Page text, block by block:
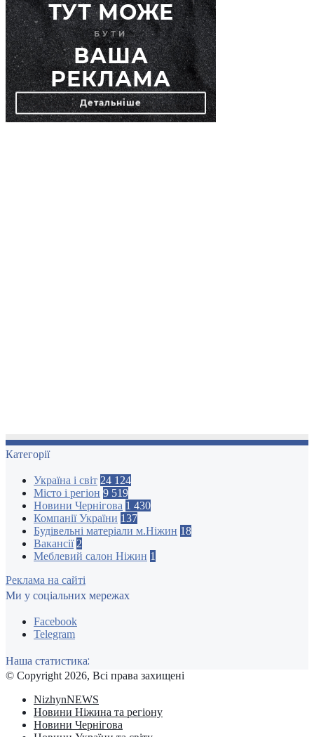
Категорії
Україна і світ 24 124
Місто і регіон 9 519
Новини Чернігова 1 430
Компанії України 137
Будівельні матеріали м.Ніжин 18
Вакансії 2
Меблевий салон Ніжин 1
Реклама на сайті
Ми у соціальних мережах
Facebook
Telegram
Наша статистика:
© Copyright 2026, Всі права захищені
NizhynNEWS
Новини Ніжина та регіону
Новини Чернігова